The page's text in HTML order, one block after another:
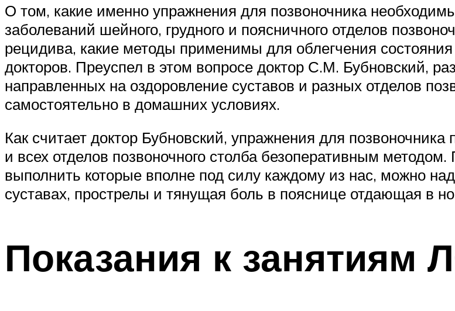
О том, какие именно упражнения для позвоночника
заболеваний шейного, грудного и поясничного отделов
рецидива, какие методы применимы для облегчения
докторов. Преуспел в этом вопросе доктор С.М. Бубновский,
направленных на оздоровление суставов и разных отделов
самостоятельно в домашних условиях.
Как считает доктор Бубновский, упражнения для
и всех отделов позвоночного столба безоперативным
выполнить которые вполне под силу каждому из нас, можно
суставах, прострелы и тянущая боль в пояснице отдающая в
Показания к занятиям